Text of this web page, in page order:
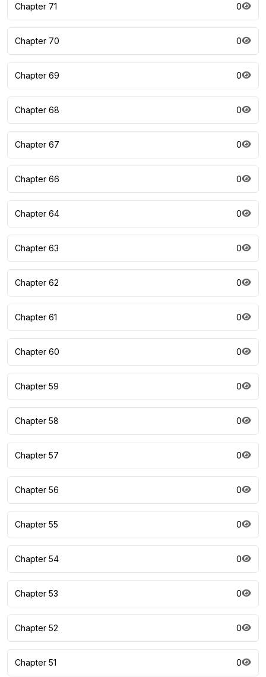
Chapter 71 0
Chapter 70 0
Chapter 69 0
Chapter 68 0
Chapter 67 0
Chapter 66 0
Chapter 64 0
Chapter 63 0
Chapter 62 0
Chapter 61 0
Chapter 60 0
Chapter 59 0
Chapter 58 0
Chapter 57 0
Chapter 56 0
Chapter 55 0
Chapter 54 0
Chapter 53 0
Chapter 52 0
Chapter 51 0